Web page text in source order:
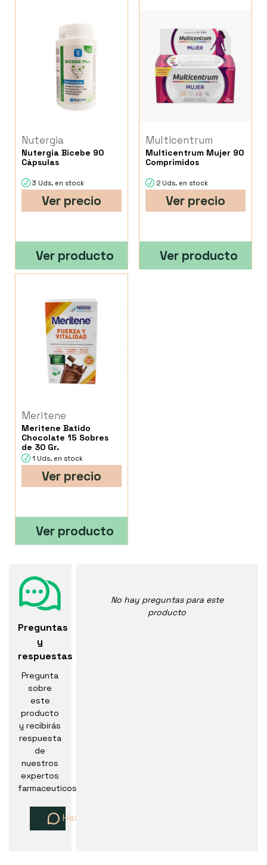
Nutergia
Nutergia Bicebe 90
Cápsulas
3 Uds. en stock
Ver precio
Ver producto
Multicentrum
Multicentrum Mujer 90
Comprimidos
2 Uds. en stock
Ver precio
Ver producto
Meritene
Meritene Batido
Chocolate 15 Sobres
de 30 Gr.
1 Uds. en stock
Ver precio
Ver producto
Preguntas
y
respuestas
Pregunta
sobre
este
producto
y recibirás
respuesta
de
nuestros
expertos
farmaceuticos
Haz una pregunta
No hay preguntas para este
producto